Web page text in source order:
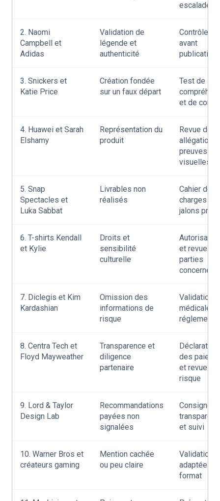
escalade
2. Naomi
Campbell et
Adidas
Validation de
légende et
authenticité
Contrôle
avant
publication
3. Snickers et
Katie Price
Création fondée
sur un faux départ
Test de
et de
4. Huawei et Sarah
Elshamy
Représentation du
produit
Revue des
allégations
preuves
visuelles
5. Snap
Spectacles et
Luka Sabbat
Livrables non
réalisés
Cahier des
charges et
jalons
6. T-shirts Kendall
et Kylie
Droits et
sensibilité
culturelle
et revue
parties
concernées
7. Diclegis et Kim
Kardashian
Omission des
informations de
risque
Validation
médicale et
8. Centra Tech et
Floyd Mayweather
Transparence et
diligence
partenaire
Déclaration
des
et revue du
risque
9. Lord & Taylor
Design Lab
Recommandations
payées non
signalées
Consignes
et suivi
10. Warner Bros et
créateurs gaming
Mention cachée
ou peu claire
Validation
adaptée au
format